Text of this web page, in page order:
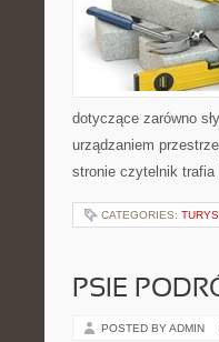
dotyczące zarówno
urządzaniem
stronie czytelnik
CATEGORIES:
PSIE
POSTED BY ADMIN